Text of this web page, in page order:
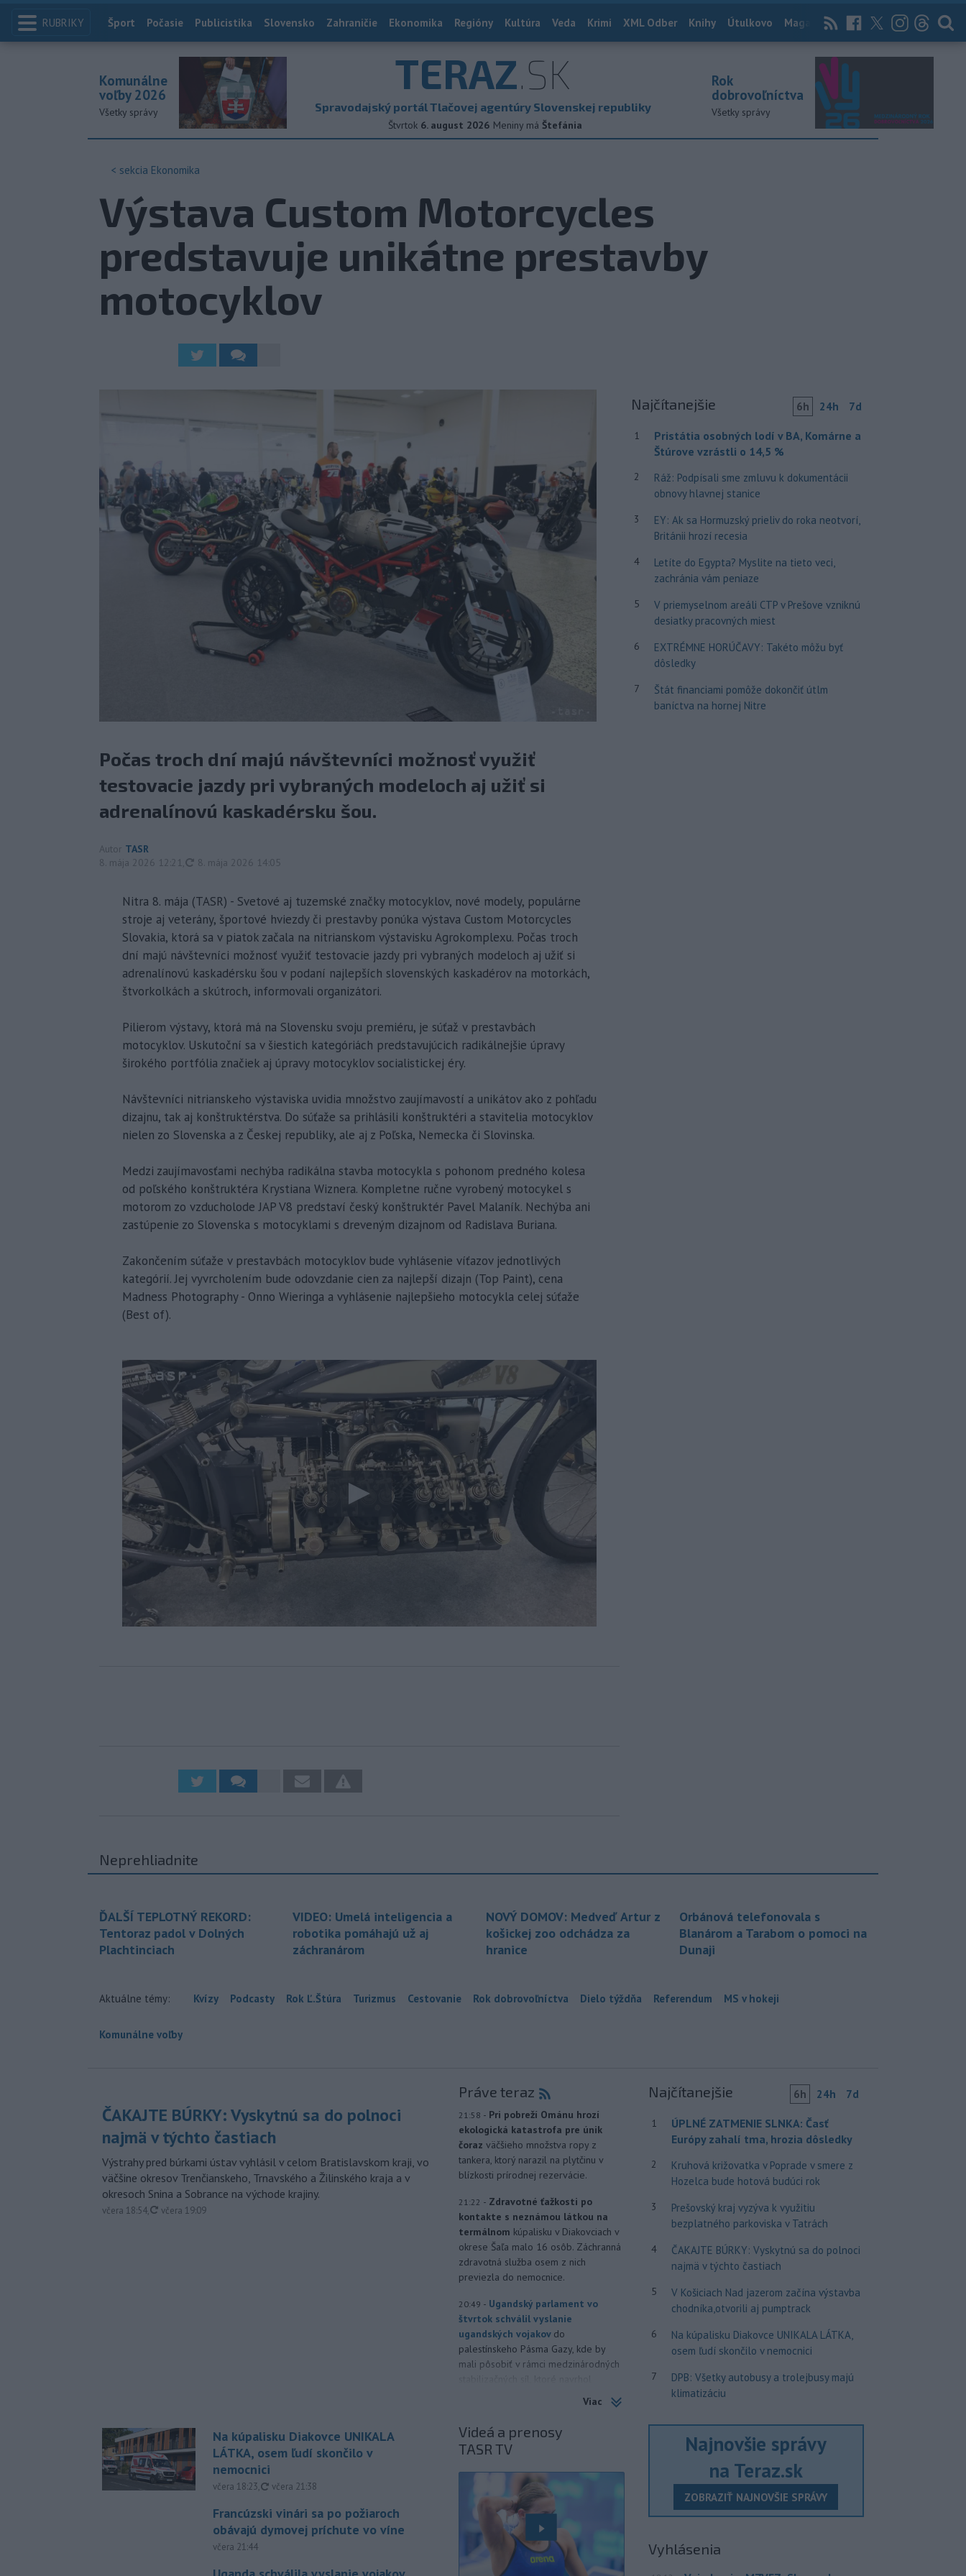
RUBRIKY Index
Šport Počasie Publicistika Slovensko Zahraničie Ekonomika Regióny Kultúra Veda Krimi XML Odber Knihy Útulkovo Magazín News Now Archív
TERAZ.SK
Spravodajský portál Tlačovej agentúry Slovenskej republiky
Štvrtok 6. august 2026 Meniny má Štefánia
Komunálne
voľby 2026
Všetky správy
Rok
dobrovoľníctva
Všetky správy
< sekcia Ekonomika
Výstava Custom Motorcycles
predstavuje unikátne prestavby
motocyklov
Počas troch dní majú návštevníci možnosť využiť
testovacie jazdy pri vybraných modeloch aj užiť si
adrenalínovú kaskadérsku šou.
Autor TASR
8. mája 2026 12:21
aktualizované
8. mája 2026 14:05
Nitra 8. mája (TASR) - Svetové aj tuzemské značky motocyklov, nové modely, populárne
stroje aj veterány, športové hviezdy či prestavby ponúka výstava Custom Motorcycles
Slovakia, ktorá sa v piatok začala na nitrianskom výstavisku Agrokomplexu. Počas troch
dní majú návštevníci možnosť využiť testovacie jazdy pri vybraných modeloch aj užiť si
adrenalínovú kaskadérsku šou v podaní najlepších slovenských kaskadérov na motorkách,
štvorkolkách a skútroch, informovali organizátori.
Pilierom výstavy, ktorá má na Slovensku svoju premiéru, je súťaž v prestavbách
motocyklov. Uskutoční sa v šiestich kategóriách predstavujúcich radikálnejšie úpravy
širokého portfólia značiek aj úpravy motocyklov socialistickej éry.
Návštevníci nitrianskeho výstaviska uvidia množstvo zaujímavostí a unikátov ako z pohľadu
dizajnu, tak aj konštruktérstva. Do súťaže sa prihlásili konštruktéri a stavitelia motocyklov
nielen zo Slovenska a z Českej republiky, ale aj z Poľska, Nemecka či Slovinska.
Medzi zaujímavosťami nechýba radikálna stavba motocykla s pohonom predného kolesa
od poľského konštruktéra Krystiana Wiznera. Kompletne ručne vyrobený motocykel s
motorom zo vzducholode JAP V8 predstaví český konštruktér Pavel Malaník. Nechýba ani
zastúpenie zo Slovenska s motocyklami s dreveným dizajnom od Radislava Buriana.
Zakončením súťaže v prestavbách motocyklov bude vyhlásenie víťazov jednotlivých
kategórií. Jej vyvrcholením bude odovzdanie cien za najlepší dizajn (Top Paint), cena
Madness Photography - Onno Wieringa a vyhlásenie najlepšieho motocykla celej súťaže
(Best of).
Najčítanejšie 6h 24h 7d
1
Pristátia osobných lodí v BA, Komárne a
Štúrove vzrástli o 14,5 %
2
Ráž: Podpísali sme zmluvu k dokumentácii
obnovy hlavnej stanice
3
EY: Ak sa Hormuzský prieliv do roka neotvorí,
Británii hrozí recesia
4
Letíte do Egypta? Myslite na tieto veci,
zachránia vám peniaze
5
V priemyselnom areáli CTP v Prešove vzniknú
desiatky pracovných miest
6
EXTRÉMNE HORÚČAVY: Takéto môžu byť
dôsledky
7
Štát financiami pomôže dokončiť útlm
baníctva na hornej Nitre
Neprehliadnite
ĎALŠÍ TEPLOTNÝ REKORD:
Tentoraz padol v Dolných
Plachtinciach
VIDEO: Umelá inteligencia a
robotika pomáhajú už aj
záchranárom
NOVÝ DOMOV: Medveď Artur z
košickej zoo odchádza za
hranice
Orbánová telefonovala s
Blanárom a Tarabom o pomoci na
Dunaji
Aktuálne témy: Kvízy Podcasty Rok Ľ.Štúra Turizmus Cestovanie Rok dobrovoľníctva Dielo týždňa Referendum MS v hokeji
Komunálne voľby
ČAKAJTE BÚRKY: Vyskytnú sa do polnoci
najmä v týchto častiach
Výstrahy pred búrkami ústav vyhlásil v celom Bratislavskom kraji, vo
väčšine okresov Trenčianskeho, Trnavského a Žilinského kraja a v
okresoch Snina a Sobrance na východe krajiny.
včera 18:54, aktualizované
včera 19:09
Na kúpalisku Diakovce UNIKALA
LÁTKA, osem ľudí skončilo v
nemocnici
včera 18:23, aktualizované
včera 21:38
Francúzski vinári sa po požiaroch
obávajú dymovej príchute vo víne
včera 21:44
Práve teraz
21:58 - Pri pobreží Ománu hrozí
ekologická katastrofa pre únik
čoraz väčšieho množstva ropy z
tankera, ktorý narazil na plytčinu v
blízkosti prírodnej rezervácie.
21:22 - Zdravotné ťažkosti po
kontakte s neznámou látkou na
termálnom kúpalisku v Diakovciach v
okrese Šaľa malo 16 osôb. Záchranná
zdravotná služba osem z nich
previezla do nemocnice.
20:49 - Ugandský parlament vo
štvrtok schválil vyslanie
ugandských vojakov do
palestínskeho Pásma Gazy, kde by
mali pôsobiť v rámci medzinárodných
(FA) stiahla svoju podporu
prezidentovi
Infantinovi, ktorý je pod paľbou kritiky
po jeho neúspešnom pláne.
Vo štvrtok do polnoci treba
najmä na západe a severozápade
Slovenska počítať s búrkami.
Slovenský hydrometeorologický ústav
Viac
Videá a prenosy
TASR TV
Najčítanejšie 6h 24h 7d
1
ÚPLNÉ ZATMENIE SLNKA: Časť
Európy zahalí tma, hrozia dôsledky
2
Kruhová križovatka v Poprade v smere z
Hozelca bude hotová budúci rok
3
Prešovský kraj vyzýva k využitiu
bezplatného parkoviska v Tatrách
4
ČAKAJTE BÚRKY: Vyskytnú sa do polnoci
najmä v týchto častiach
5
V Košiciach Nad jazerom začína výstavba
chodníka,otvorili aj pumptrack
6
Na kúpalisku Diakovce UNIKALA LÁTKA,
osem ľudí skončilo v nemocnici
7
DPB: Všetky autobusy a trolejbusy majú
klimatizáciu
Najnovšie správy
na Teraz.sk
ZOBRAZIŤ NAJNOVŠIE SPRÁVY
Vyhlásenia